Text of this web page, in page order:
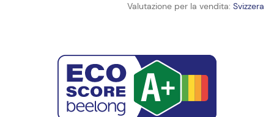
Valutazione per la vendita: Svizzera